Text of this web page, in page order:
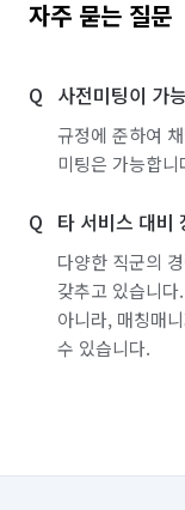
자주 묻는 질문
사전미팅이 가
규정에 준하여
미팅은 가능합니
타 서비스 대비
다양한 직군의
갖추고 있습니
아니라, 매칭매
수 있습니다.